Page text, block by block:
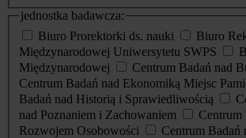
jednostka badawcza:
Biuro Prorektorki ds. nauki
Biuro
Międzynarodowej Uniwersytetu SWPS
Międzynarodowej
Centrum Badań nad
Centrum Badań nad Ekonomiką Miejsc
Badań nad Historią i Sprawiedliwością
nad Poznaniem i Zachowaniem
Centrum
Rozwojem Osobowości
Centrum Badań